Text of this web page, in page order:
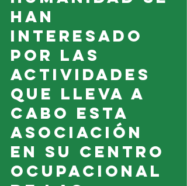
han
interesado
por las
actividades
que lleva a
cabo esta
asociación
en su centro
ocupacional